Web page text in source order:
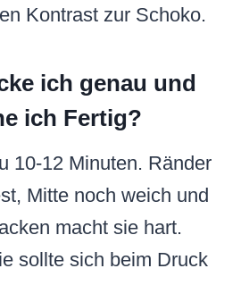
Kontrast zur Schoko.
ich genau und
ich Fertig?
10-12 Minuten. Ränder
Mitte noch weich und
macht sie hart.
sollte sich beim Druck